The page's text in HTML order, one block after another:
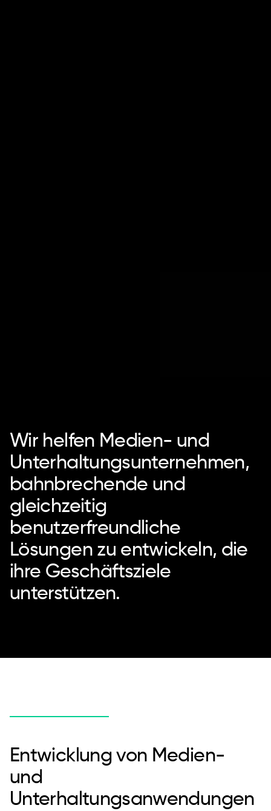
Wir helfen Medien- und
Unterhaltungsunternehmen,
bahnbrechende und
gleichzeitig
benutzerfreundliche
Lösungen zu entwickeln, die
ihre Geschäftsziele
unterstützen.
Entwicklung von Medien-
und
Unterhaltungsanwendungen